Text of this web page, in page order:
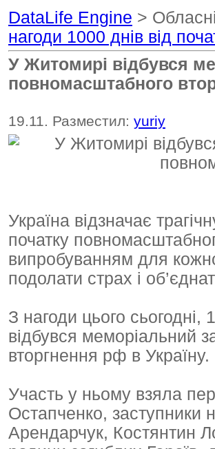
DataLife Engine >
нагоди 1000 днів від
У Житомирі відбувся
повномасштабного
19.11. Разместил: yuriy
Україна відзначає
початку
випробуванням для
подолати страх і
З нагоди цього
відбувся меморіальний
вторгнення рф в Україну.
Участь у ньому взяла
Остапченко,
Арендарчук, Костянтин